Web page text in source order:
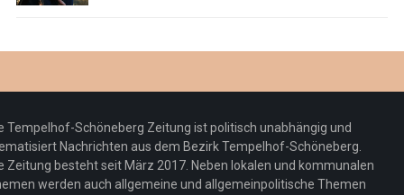
Tempelhof-Schöneberg Zeitung ist politisch unabhängig und
Nachrichten aus dem Bezirk Tempelhof-Schöneberg.
Zeitung besteht seit März 2017. Neben lokalen und kommunalen
werden auch allgemeine und allgemeinpolitische Themen